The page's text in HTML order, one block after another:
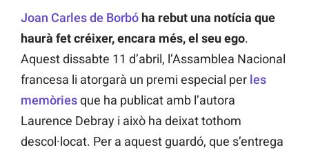
Joan Carles de Borbó ha rebut una notícia que
haurà fet créixer, encara més, el seu ego.
Aquest dissabte 11 d’abril, l’Assamblea Nacional
francesa li atorgarà un premi especial per les
memòriesque ha publicat amb l’autora
Laurence Debray i això ha deixat tothom
descol·locat. Per a aquest guardó, que s’entrega